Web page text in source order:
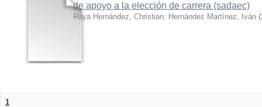
de apoyo a la elección de carrera (sadaec)
Raya Hernández, Christian; Hernández Martínez, Iván (
1